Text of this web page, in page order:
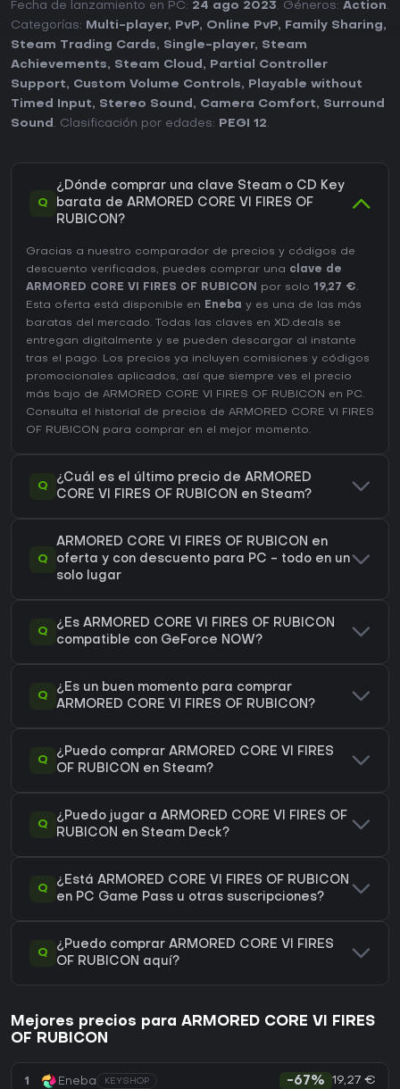
Fecha de lanzamiento en PC: 24 ago 2023. Géneros: Action.
Categorías:
Multi-player, PvP, Online PvP, Family Sharing,
Steam Trading Cards, Single-player, Steam
Achievements, Steam Cloud ,
Partial Controller
Support, Custom Volume Controls,
Playable without
Timed Input, Stereo Sound , Camera Comfort, Surround
Sound . Clasificación por edades: PEGI 12.
Q
¿Dónde comprar una clave Steam o CD Key
barata de ARMORED CORE VI FIRES OF
RUBICON?
Gracias a nuestro comparador de precios y códigos de
descuento verificados, puedes comprar una clave de
ARMORED CORE VI FIRES OF RUBICON
por solo 19,27 €.
Esta oferta está disponible en Eneba y es una de las más
baratas del mercado. Todas las claves en XD.deals se
entregan digitalmente y se pueden descargar al instante
tras el pago. Los precios ya incluyen comisiones y códigos
promocionales aplicados, así que siempre ves el precio
más bajo de ARMORED CORE VI FIRES OF RUBICON en PC.
Consulta el
historial de precios de ARMORED CORE VI FIRES
OF RUBICON para comprar en el mejor momento.
Q
¿Cuál es el último precio de ARMORED
CORE VI FIRES OF RUBICON en Steam?
Q
ARMORED CORE VI FIRES OF RUBICON en
oferta y con descuento para PC - todo en un
solo lugar
Q
¿Es ARMORED CORE VI FIRES OF RUBICON
compatible con GeForce NOW?
Q
¿Es un buen momento para comprar
ARMORED CORE VI FIRES OF RUBICON?
Q
¿Puedo comprar ARMORED CORE VI FIRES
OF RUBICON en Steam?
Q
¿Puedo jugar a ARMORED CORE VI FIRES OF
RUBICON en Steam Deck?
Q
¿Está ARMORED CORE VI FIRES OF RUBICON
en PC Game Pass u otras suscripciones?
Q
¿Puedo comprar ARMORED CORE VI FIRES
OF RUBICON aquí?
Mejores precios para ARMORED CORE VI FIRES
OF RUBICON
1 Eneba KEYSHOP -67% 19,27 €